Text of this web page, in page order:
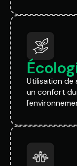
Utilisation de
un confort